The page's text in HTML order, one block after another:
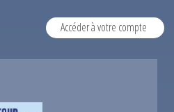
Accéder à votre compte